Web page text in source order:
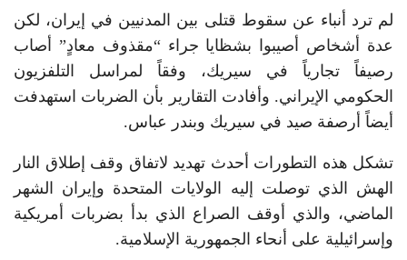
لم ترد أنباء عن سقوط قتلى بين المدنيين في إيران، لكن
عدة أشخاص أصيبوا بشظايا جراء “مقذوف معادٍ” أصاب
رصيفاً تجارياً في سيريك، وفقاً لمراسل التلفزيون
الحكومي الإيراني. وأفادت التقارير بأن الضربات استهدفت
أيضاً أرصفة صيد في سيريك وبندر عباس.
تشكل هذه التطورات أحدث تهديد لاتفاق وقف إطلاق النار
الهش الذي توصلت إليه الولايات المتحدة وإيران الشهر
الماضي، والذي أوقف الصراع الذي بدأ بضربات أمريكية
وإسرائيلية على أنحاء الجمهورية الإسلامية.